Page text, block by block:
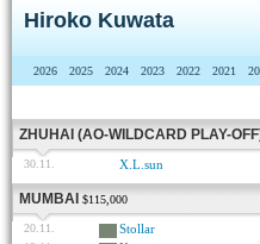
Hiroko Kuwata
2026 2025 2024 2023 2022 2021
ZHUHAI (AO-WILDCARD PLAY-
30.11. X.L.sun
MUMBAI $115,000
20.11. Stollar